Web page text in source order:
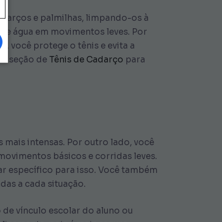
e palmilhas, limpando-os à
e água em movimentos leves. Por
você protege o tênis e evita a
seção de Tênis de Cadarço para
mais intensas. Por outro lado, você
básicos e corridas leves.
específico para isso. Você também
a cada situação.
vínculo escolar do aluno ou